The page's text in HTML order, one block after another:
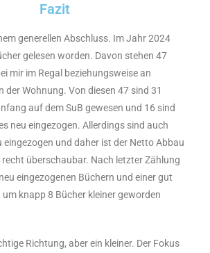
Fazit
generellen Abschluss. Im Jahr 2024
gelesen worden. Davon stehen 47
mir im Regal beziehungsweise an
der Wohnung. Von diesen 47 sind 31
auf dem SuB gewesen und 16 sind
neu eingezogen. Allerdings sind auch
eingezogen und daher ist der Netto Abbau
überschaubar. Nach letzter Zählung
eingezogenen Büchern und einer gut
knapp 8 Bücher kleiner geworden
Richtung, aber ein kleiner. Der Fokus